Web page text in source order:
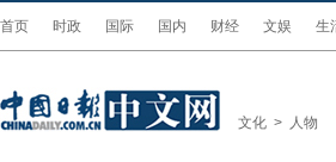
首页 时政 国际 国内 财经 文娱 生
文化 > 人物